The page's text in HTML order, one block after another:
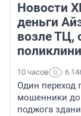
Новости
деньги
возле ТЦ,
10 часов 6
Один переход
мошенники
поджога